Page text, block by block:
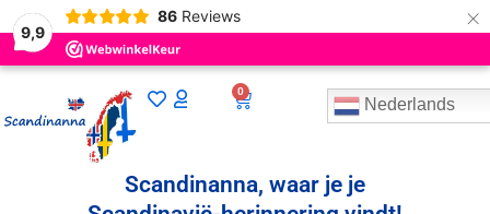
9,9
86 Reviews ×
0
Winkelwagen Nederlands
Scandinanna, waar je je